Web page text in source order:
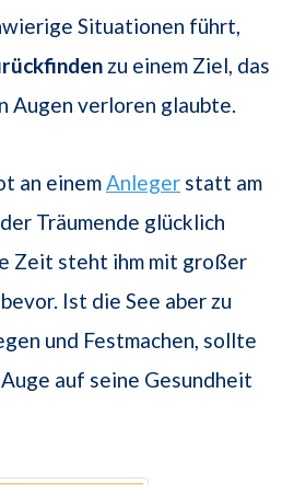
Situationen führt,
zu einem Ziel, das
Augen verloren glaubte.
an einem Anleger statt am
Träumende glücklich
Zeit steht ihm mit großer
Ist die See aber zu
und Festmachen, sollte
auf seine Gesundheit